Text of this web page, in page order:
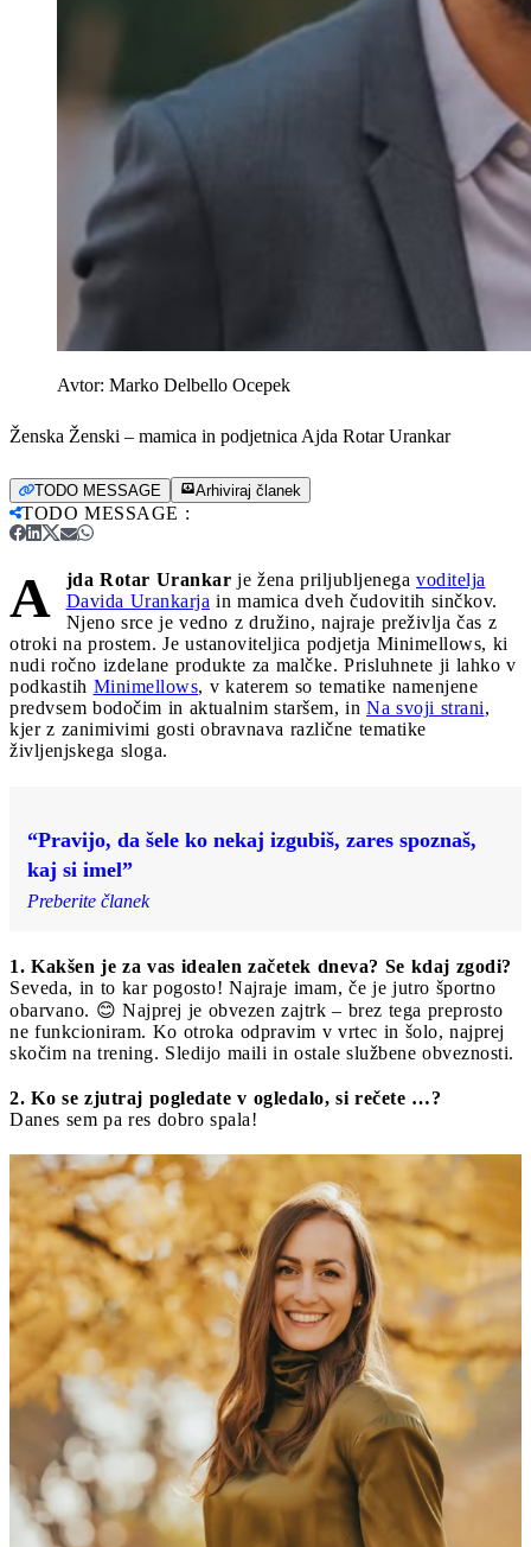
Avtor: Marko Delbello Ocepek
Ženska Ženski – mamica in podjetnica Ajda Rotar Urankar
TODO MESSAGE Arhiviraj članek
TODO MESSAGE :
A jda Rotar Urankar je žena priljubljenega voditelja
Davida Urankarja in mamica dveh čudovitih sinčkov.
Njeno srce je vedno z družino, najraje preživlja čas z
otroki na prostem. Je ustanoviteljica podjetja Minimellows, ki
nudi ročno izdelane produkte za malčke. Prisluhnete ji lahko v
podkastih Minimellows, v katerem so tematike namenjene
predvsem bodočim in aktualnim staršem, in Na svoji strani,
kjer z zanimivimi gosti obravnava različne tematike
življenjskega sloga.
“Pravijo, da šele ko nekaj izgubiš, zares spoznaš,
kaj si imel”
Preberite članek
1. Kakšen je za vas idealen začetek dneva? Se kdaj zgodi?
Seveda, in to kar pogosto! Najraje imam, če je jutro športno
obarvano. 😊 Najprej je obvezen zajtrk – brez tega preprosto
ne funkcioniram. Ko otroka odpravim v vrtec in šolo, najprej
skočim na trening. Sledijo maili in ostale službene obveznosti.
2. Ko se zjutraj pogledate v ogledalo, si rečete …?
Danes sem pa res dobro spala!